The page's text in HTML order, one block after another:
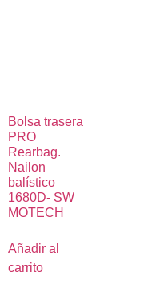
Bolsa trasera
PRO
Rearbag.
Nailon
balístico
1680D- SW
MOTECH
Añadir al
carrito